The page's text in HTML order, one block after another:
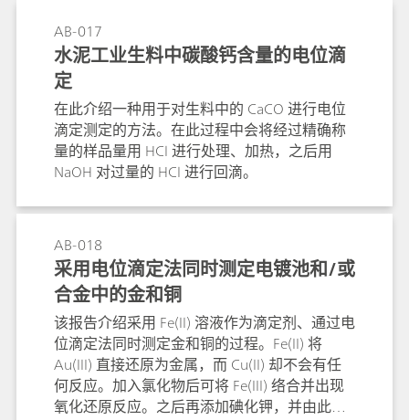
AB-017
水泥工业生料中碳酸钙含量的电位滴
定
在此介绍一种用于对生料中的 CaCO 进行电位
滴定测定的方法。在此过程中会将经过精确称
量的样品量用 HCI 进行处理、加热，之后用
NaOH 对过量的 HCI 进行回滴。
AB-018
采用电位滴定法同时测定电镀池和/或
合金中的金和铜
该报告介绍采用 Fe(II) 溶液作为滴定剂、通过电
位滴定法同时测定金和铜的过程。Fe(II) 将
Au(III) 直接还原为金属，而 Cu(II) 却不会有任
何反应。加入氯化物后可将 Fe(III) 络合并出现
氧化还原反应。之后再添加碘化钾，并由此将